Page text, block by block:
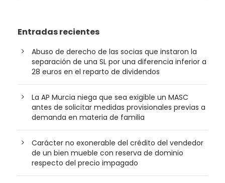
Entradas recientes
Abuso de derecho de las socias que instaron la
separación de una SL por una diferencia inferior a
28 euros en el reparto de dividendos
La AP Murcia niega que sea exigible un MASC
antes de solicitar medidas provisionales previas a
demanda en materia de familia
Carácter no exonerable del crédito del vendedor
de un bien mueble con reserva de dominio
respecto del precio impagado